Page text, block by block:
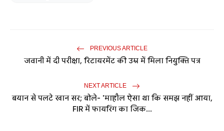
PREVIOUS ARTICLE
जवानी में दी परीक्षा, रिटायरमेंट की उम्र में मिला नियुक्ति पत्र
NEXT ARTICLE
बयान से पलटे खान सर; बोले- 'माहौल ऐसा था कि समझ नहीं आया,
FIR में फायरिंग का जिक...